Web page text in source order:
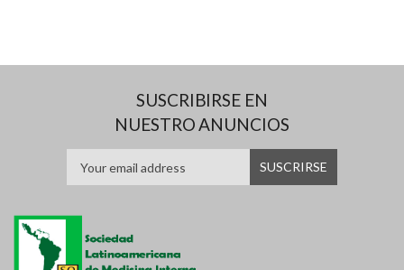
SUSCRIBIRSE EN
NUESTRO ANUNCIOS